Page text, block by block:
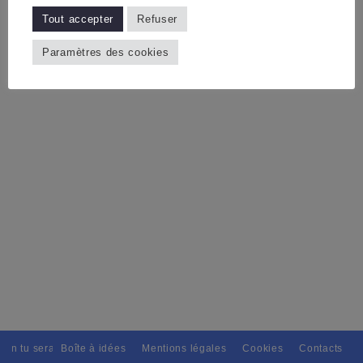
tu seras, Pour tous avec discernement. // L'amitié tu
Boîte à idées Mentions légales Cookies Contacts
Tout accepter Refuser
Paramètres des cookies